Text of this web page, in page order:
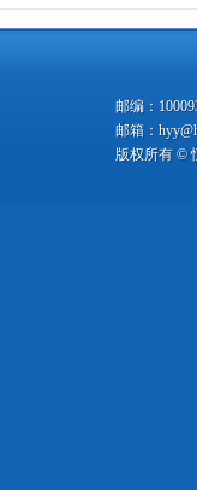
邮编：
邮箱：
版权所有 ©